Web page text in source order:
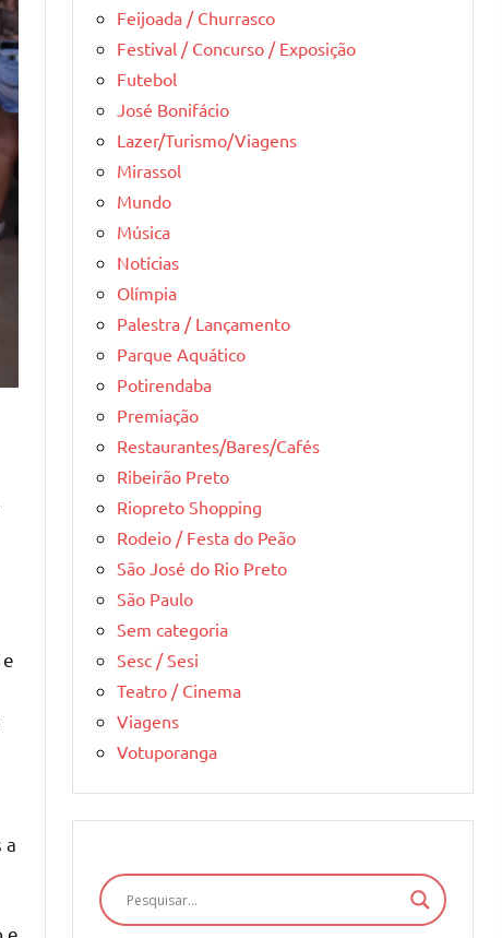
a
e
Feijoada / Churrasco
Festival / Concurso / Exposição
Futebol
José Bonifácio
Lazer/Turismo/Viagens
Mirassol
Mundo
Música
Notícias
Olímpia
Palestra / Lançamento
Parque Aquático
Potirendaba
Premiação
Restaurantes/Bares/Cafés
Ribeirão Preto
Riopreto Shopping
Rodeio / Festa do Peão
São José do Rio Preto
São Paulo
Sem categoria
Sesc / Sesi
Teatro / Cinema
Viagens
Votuporanga